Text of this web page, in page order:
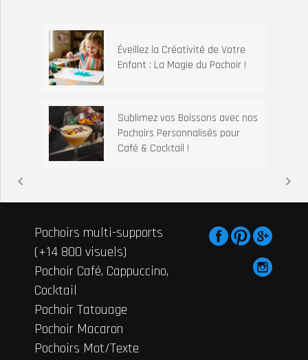
Éveillez la Créativité de Votre
Enfant : La Magie du Pochoir !
Sublimez vos Boissons avec nos
Pochoirs Personnalisés pour
Café & Cocktail !
Pochoirs multi-supports
(+14 800 visuels)
Pochoir Café, Cappuccino,
Cocktail
Pochoir Tatouage
Pochoir Macaron
Pochoirs Mot/Texte